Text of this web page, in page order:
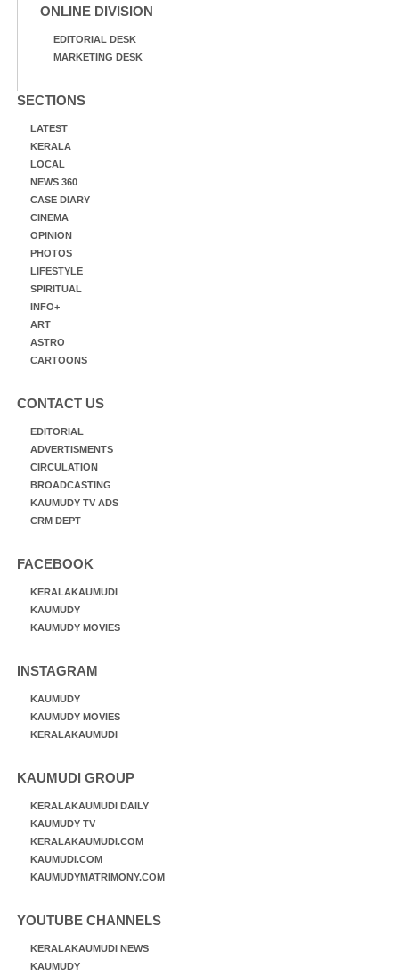
ONLINE DIVISION
EDITORIAL DESK
MARKETING DESK
SECTIONS
LATEST
KERALA
LOCAL
NEWS 360
CASE DIARY
CINEMA
OPINION
PHOTOS
LIFESTYLE
SPIRITUAL
INFO+
ART
ASTRO
CARTOONS
CONTACT US
EDITORIAL
ADVERTISMENTS
CIRCULATION
BROADCASTING
KAUMUDY TV ADS
CRM DEPT
FACEBOOK
KERALAKAUMUDI
KAUMUDY
KAUMUDY MOVIES
INSTAGRAM
KAUMUDY
KAUMUDY MOVIES
KERALAKAUMUDI
KAUMUDI GROUP
KERALAKAUMUDI DAILY
KAUMUDY TV
KERALAKAUMUDI.COM
KAUMUDI.COM
KAUMUDYMATRIMONY.COM
YOUTUBE CHANNELS
KERALAKAUMUDI NEWS
KAUMUDY